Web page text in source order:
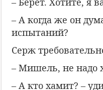
– А когда же он
испытаний?
Серж
– Мишель, не надо
– А кто хамит? –